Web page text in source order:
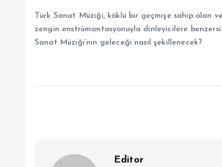
Türk Sanat Müziği, köklü bir geçmişe sahip olan
zengin enstrümantasyonuyla dinleyicilere
Sanat Müziği’nin geleceği nasıl şekillenecek?
Editor